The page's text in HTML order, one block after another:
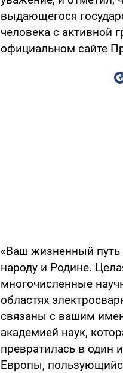
выдающегося
человека с активной
официальном сайте
«Ваш жизненный путь
народу и Родине.
многочисленные
областях
связаны с вашим
академией наук,
превратилась в один
Европы,